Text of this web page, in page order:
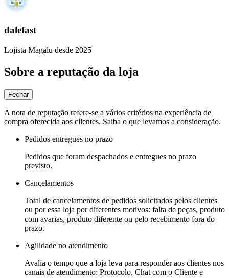
dalefast
Lojista Magalu desde 2025
Sobre a reputação da loja
Fechar
A nota de reputação refere-se a vários critérios na experiência de
compra oferecida aos clientes. Saiba o que levamos a consideração.
Pedidos entregues no prazo
Pedidos que foram despachados e entregues no prazo
previsto.
Cancelamentos
Total de cancelamentos de pedidos solicitados pelos clientes
ou por essa loja por diferentes motivos: falta de peças, produto
com avarias, produto diferente ou pelo recebimento fora do
prazo.
Agilidade no atendimento
Avalia o tempo que a loja leva para responder aos clientes nos
canais de atendimento: Protocolo, Chat com o Cliente e